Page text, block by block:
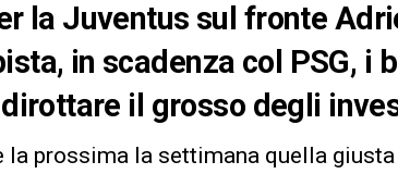
la Juventus sul fronte
in scadenza col PSG, i
il grosso degli
la prossima la settimana quella